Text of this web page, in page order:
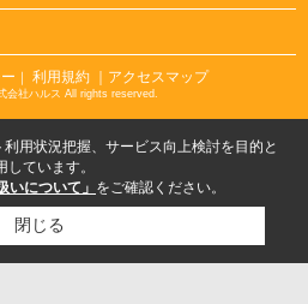
｜ 利用規約 ｜アクセスマップ
会社ハルス All rights reserved.
用状況把握、サービス向上検討を目的と
ています。
いについて」 をご確認ください。
閉じる